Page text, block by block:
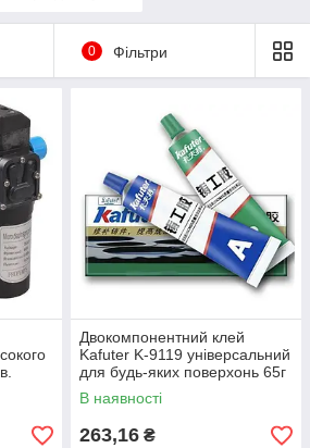
0 Фільтри
Двокомпонентний клей
Kafuter K-9119 універсальний
для будь-яких поверхонь 65г
В наявності
263,16 ₴